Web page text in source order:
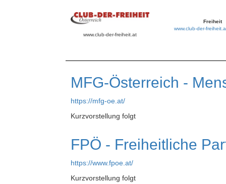
www.club-der-freiheit.at
Freiheit
www.club-der-
MFG-Österreich -
https://mfg-oe.at/
Kurzvorstellung folgt
FPÖ - Freiheitliche
https://www.fpoe.at/
Kurzvorstellung folgt